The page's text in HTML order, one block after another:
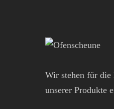
Wir stehen für
unserer Produkte